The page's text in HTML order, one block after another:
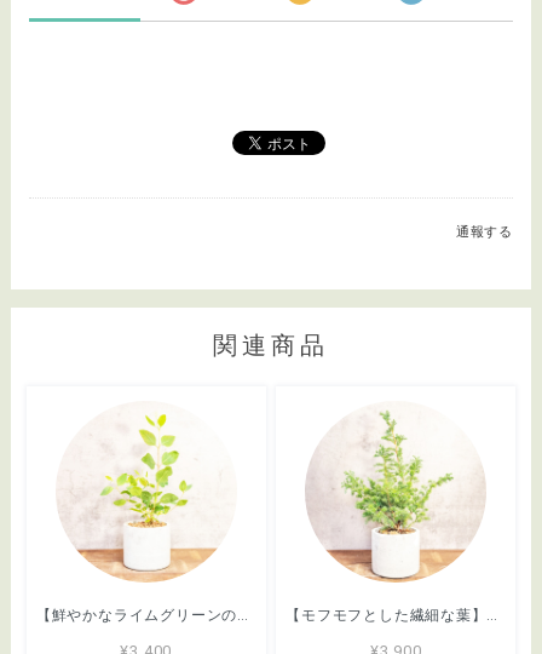
通報する
関連商品
【鮮やかなライムグリーンの葉】ユーカリ・デュアルベータ。無骨な手づくりモルタル鉢は通気性が高く根腐れを予防。インテリアのアクセントに／虫発生抑制／全国一律送料850円 【モフモフとした繊細な葉】ヒムロスギ。やわらかな質感、ふんわり広がる美しい緑。通気性抜群の手づくりモルタル鉢に植え込んでお届け／育て方がわかるシートあり／全国一律送料850円